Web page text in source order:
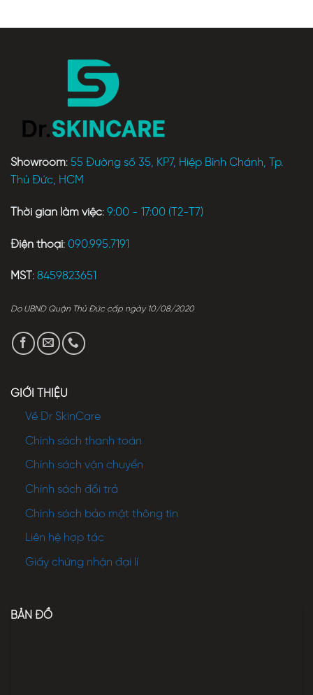
Showroom: 55 Đường số 35, KP7, Hiệp Bình Chánh, Tp.
Thủ Đức, HCM
Thời gian làm việc: 9:00 - 17:00 (T2-T7)
Điện thoại: 090.995.7191
MST : 8459823651
Do UBND Quận Thủ Đức cấp ngày 10/08/2020
GIỚI THIỆU
Về Dr SkinCare
Chính sách thanh toán
Chính sách vận chuyển
Chính sách đổi trả
Chính sách bảo mật thông tin
Liên hệ hợp tác
Giấy chứng nhận đại lí
BẢN ĐỒ